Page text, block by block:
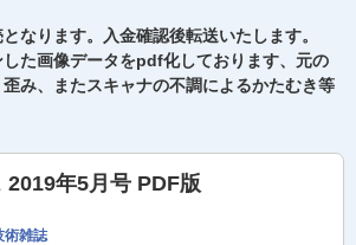
なります。入金確認後転送いたします。
した画像データをpdf化しております、元の
み、またスキャナの不調によるかたむき等
2019年5月号 PDF版
術雑誌